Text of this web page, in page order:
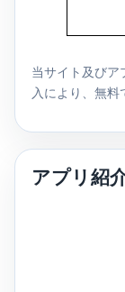
当サイト及びア
入により、無料
アプリ紹